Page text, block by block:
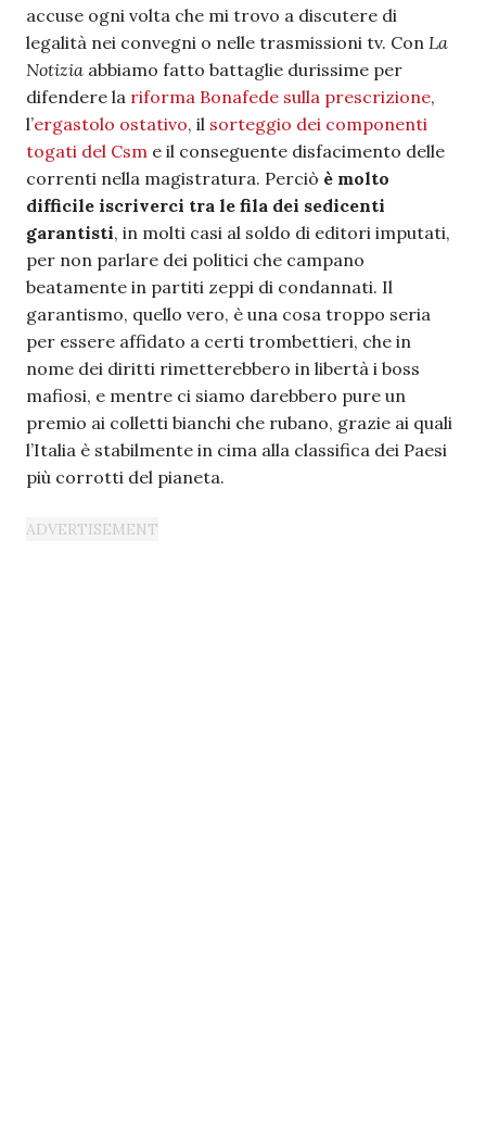
accuse ogni volta che mi trovo a discutere di
legalità nei convegni o nelle trasmissioni tv. Con La
Notizia abbiamo fatto battaglie durissime per
difendere la riforma Bonafede sulla prescrizione,
l’ergastolo ostativo, il sorteggio dei componenti
togati del Csm e il conseguente disfacimento delle
correnti nella magistratura. Perciò è molto
difficile iscriverci tra le fila dei sedicenti
garantisti, in molti casi al soldo di editori imputati,
per non parlare dei politici che campano
beatamente in partiti zeppi di condannati. Il
garantismo, quello vero, è una cosa troppo seria
per essere affidato a certi trombettieri, che in
nome dei diritti rimetterebbero in libertà i boss
mafiosi, e mentre ci siamo darebbero pure un
premio ai colletti bianchi che rubano, grazie ai quali
l’Italia è stabilmente in cima alla classifica dei Paesi
più corrotti del pianeta.